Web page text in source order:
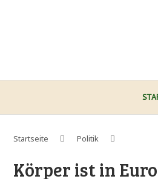
Startseite Politik
Körper ist in